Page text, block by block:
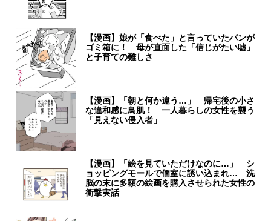
【漫画】娘が「食べた」と言っていたパンが
ゴミ箱に！ 母が直面した「信じがたい嘘」
と子育ての難しさ
【漫画】「朝と何か違う…」 帰宅後の小さ
な違和感に鳥肌！ 一人暮らしの女性を襲う
「見えない侵入者」
【漫画】「絵を見ていただけなのに…」 シ
ョッピングモールで個室に誘い込まれ… 洗
脳の末に多額の絵画を購入させられた女性の
衝撃実話